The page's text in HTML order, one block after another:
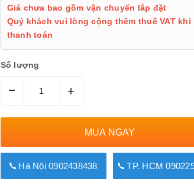
Giá chưa bao gồm vận chuyển lắp đặt
Quý khách vui lòng cộng thêm thuế VAT khi
thanh toán
Số lượng
– +
MUA NGAY
Hà Nội 0902438438 TP. HCM